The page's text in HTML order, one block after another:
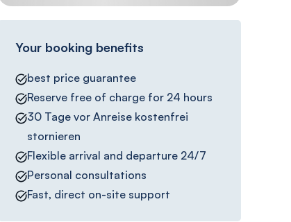
Your booking benefits
best price guarantee
Reserve free of charge for 24 hours
30 Tage vor Anreise kostenfrei
stornieren
Flexible arrival and departure 24/7
Personal consultations
Fast, direct on-site support